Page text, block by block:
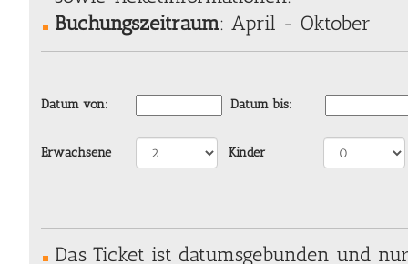
Buchungszeitraum: April - Oktober
Datum von: Datum bis:
Erwachsene Kinder
Das Ticket ist datumsgebunden und